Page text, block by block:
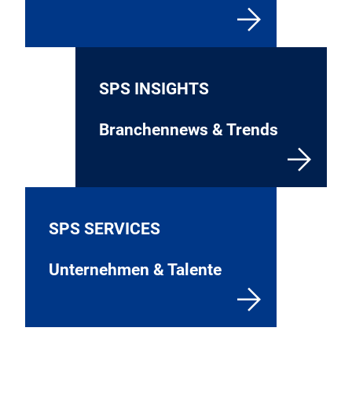
SPS INSIGHTS
Branchennews & Trends
SPS SERVICES
Unternehmen & Talente